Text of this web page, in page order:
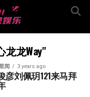
龙龙Way"
闻 3 years ago
彦刘佩玥121来马拜